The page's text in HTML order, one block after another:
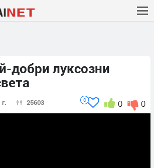
добри луксозни
25603 0
0
0